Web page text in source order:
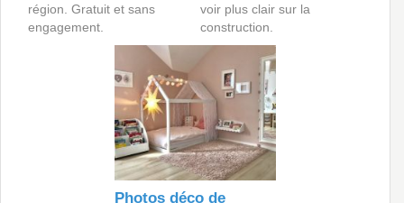
région. Gratuit et sans
engagement.
voir plus clair sur la
construction.
Photos déco de